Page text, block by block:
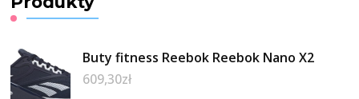
Buty fitness Reebok Reebok Nano X2
609,30zł